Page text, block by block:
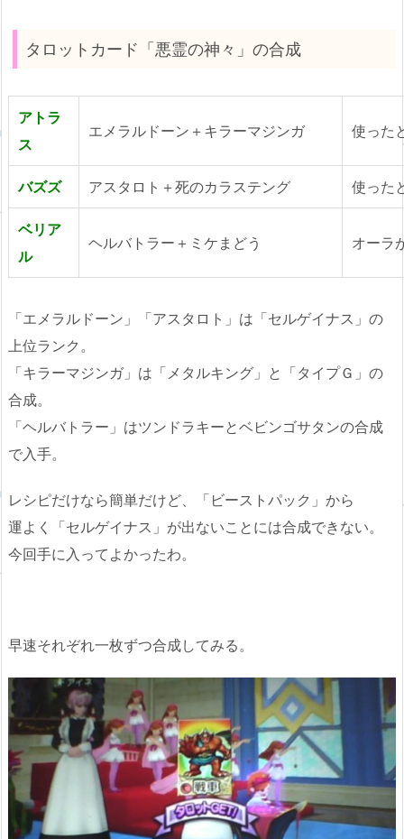
タロットカード「悪霊の神々」の合成
アトラ
ス
エメラルドーン＋キラーマジンガ 使った
バズズ アスタロト＋死のカラステング 使った
ベリア
ル
ヘルバトラー＋ミケまどう オーラ
「エメラルドーン」「アスタロト」は「セルゲイナス」の
上位ランク。
「キラーマジンガ」は「メタルキング」と「タイプＧ」の
合成。
「ヘルバトラー」はツンドラキーとベビンゴサタンの合成
で入手。
レシピだけなら簡単だけど、「ビーストパック」から
運よく「セルゲイナス」が出ないことには合成できない。
今回手に入ってよかったわ。
早速それぞれ一枚ずつ合成してみる。